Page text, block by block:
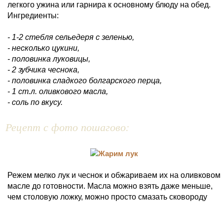
легкого ужина или гарнира к основному блюду на обед.
Ингредиенты:
- 1-2 стебля сельедеря с зеленью,
- несколько цукини,
- половинка луковицы,
- 2 зубчика чеснока,
- половинка сладкого болгарского перца,
- 1 ст.л. оливкового масла,
- соль по вкусу.
Рецепт с фото пошагово:
Режем мелко лук и чеснок и обжариваем их на оливковом
масле до готовности. Масла можно взять даже меньше,
чем столовую ложку, можно просто смазать сковороду